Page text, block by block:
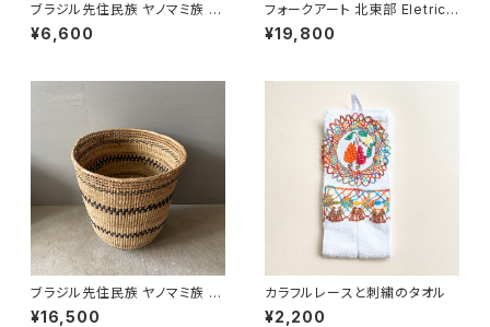
ブラジル先住民族 ヤノマミ族 カ
ゴ '25（５）
¥6,600
フォークアート 北東部 Eletrici
sta 電気工事士 LUIS ANTO
NIO
¥19,800
ブラジル先住民族 ヤノマミ族 カ
ゴ '25（４）
¥16,500
カラフルレースと刺繍のタオル
¥2,200